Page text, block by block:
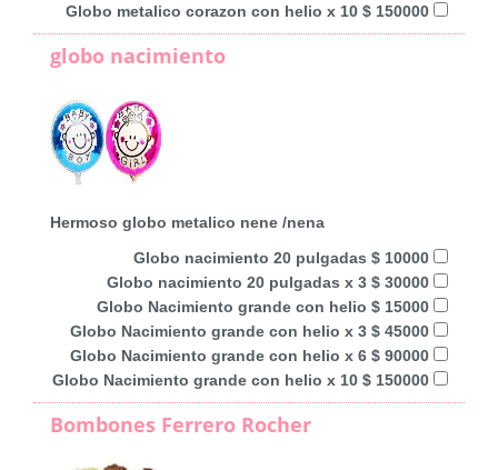
Globo metalico corazon con helio x 10 $ 150000
globo nacimiento
Hermoso globo metalico nene /nena
Globo nacimiento 20 pulgadas $ 10000
Globo nacimiento 20 pulgadas x 3 $ 30000
Globo Nacimiento grande con helio $ 15000
Globo Nacimiento grande con helio x 3 $ 45000
Globo Nacimiento grande con helio x 6 $ 90000
Globo Nacimiento grande con helio x 10 $ 150000
Bombones Ferrero Rocher